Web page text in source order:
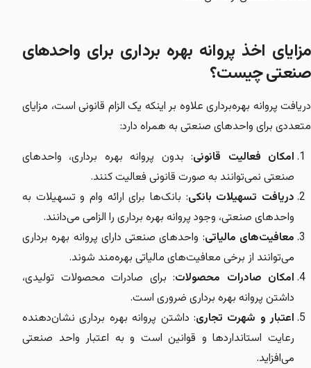
مزایای اخذ پروانه بهره برداری برای واحدهای
صنعتی چیست؟
دریافت پروانه بهره‌برداری علاوه بر اینکه یک الزام قانونی است، مزایای
متعددی برای واحدهای صنعتی به همراه دارد:
امکان فعالیت قانونی: بدون پروانه بهره برداری، واحدهای
صنعتی نمی‌توانند به صورت قانونی فعالیت کنند.
دریافت تسهیلات بانکی: بانک‌ها برای ارائه وام و تسهیلات به
واحدهای صنعتی، وجود پروانه بهره برداری را الزامی می‌دانند.
معافیت‌های مالیاتی: واحدهای صنعتی دارای پروانه بهره برداری
می‌توانند از برخی معافیت‌های مالیاتی بهره‌مند شوند.
امکان صادرات محصولات: برای صادرات محصولات تولیدی،
داشتن پروانه بهره برداری ضروری است.
اعتبار و شهرت تجاری: داشتن پروانه بهره برداری نشان‌دهنده
رعایت استانداردها و قوانین است و به اعتبار واحد صنعتی
می‌افزاید.